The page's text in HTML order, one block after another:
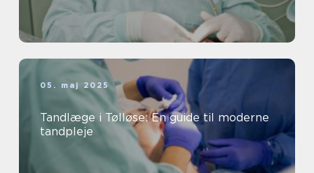
05. maj 2025
Tandlæge i Tølløse: En guide til moderne
tandpleje